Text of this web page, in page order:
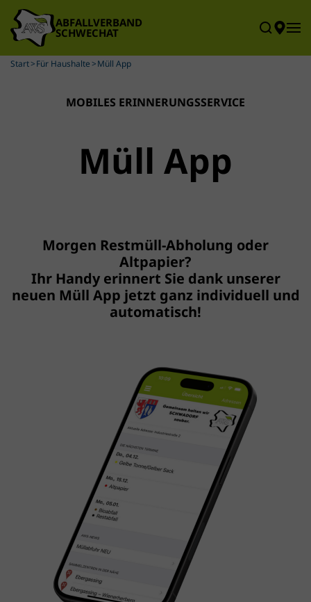
Skip to main content
Start Für Haushalte Müll App
MOBILES ERINNERUNGSSERVICE
Müll App
Morgen Restmüll-Abholung oder
Altpapier?
Ihr Handy erinnert Sie dank unserer
neuen Müll App jetzt ganz individuell und
automatisch!